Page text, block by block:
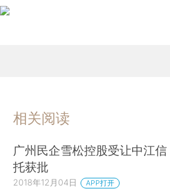
相关阅读
广州民企雪松控股受让中江信
托获批
2018年12月04日 APP打开